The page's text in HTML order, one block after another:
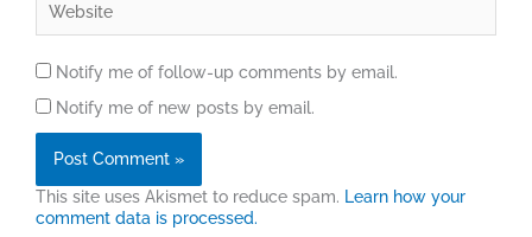
Notify me of follow-up comments by email.
Notify me of new posts by email.
This site uses Akismet to reduce spam. Learn how your
comment data is processed.